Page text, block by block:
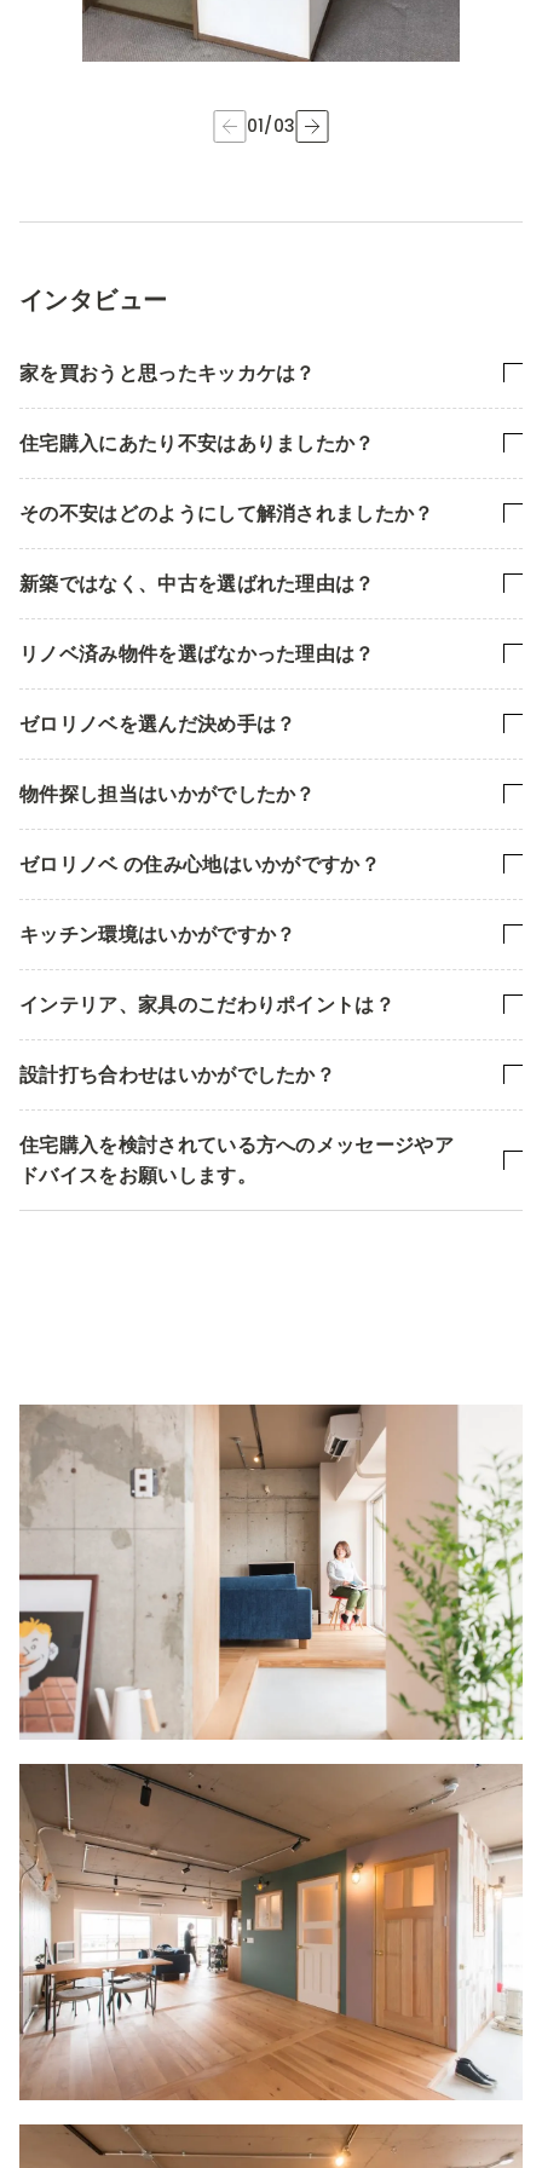
01/03
インタビュー
家を買おうと思ったキッカケは？
住宅購入にあたり不安はありましたか？
その不安はどのようにして解消されましたか？
新築ではなく、中古を選ばれた理由は？
リノベ済み物件を選ばなかった理由は？
ゼロリノベを選んだ決め手は？
物件探し担当はいかがでしたか？
ゼロリノベ の住み心地はいかがですか？
キッチン環境はいかがですか？
インテリア、家具のこだわりポイントは？
設計打ち合わせはいかがでしたか？
住宅購入を検討されている方へのメッセージやア
ドバイスをお願いします。